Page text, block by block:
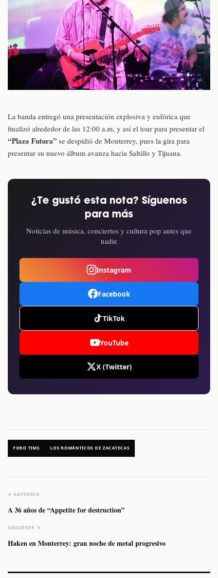
La banda entregó una presentación explosiva y eufórica que
finalizó alrededor de las 12:00 a.m, y así el tour para presentar el
“Plaza Futura” se despidió de Monterrey, pues la gira para
presentar su nuevo álbum avanza hacia Saltillo y Tijuana.
¿Te gustó esta nota? Síguenos
para más
Noticias de música, conciertos y cultura pop antes que
nadie
Instagram
Facebook
TikTok
YouTube
X (Twitter)
FORO TIMS LOS ROMÁNTICOS DE ZACATECAS
← ANTERIOR
A 36 años de “Appetite for destruction”
SIGUIENTE →
Haken en Monterrey: gran noche de metal progresivo